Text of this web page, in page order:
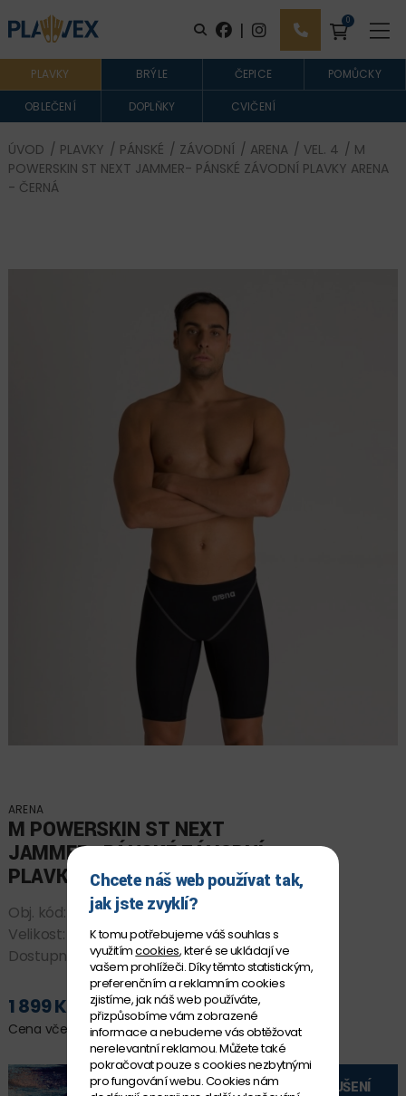
| 0
PLAVKY BRÝLE ČEPICE POMŮCKY
OBLEČENÍ DOPLŇKY CVIČENÍ
ÚVOD / PLAVKY / PÁNSKÉ / ZÁVODNÍ / ARENA / VEL. 4 / M
POWERSKIN ST NEXT JAMMER- PÁNSKÉ ZÁVODNÍ PLAVKY ARENA
- ČERNÁ
ARENA
M POWERSKIN ST NEXT
JAMMER- PÁNSKÉ ZÁVODNÍ
PLAVKY ARENA - ČERNÁ
Obj. kód:
P005875_50 85
Velikost:
Dostupnost:SKLADEM
1 899 Kč
Cena včetně DPH
PŘIDAT DO KOŠÍKU
VYZKOUŠENÍ
Chcete náš web používat tak,
jak jste zvyklí?
K tomu potřebujeme váš souhlas s
využitímcookies, které se ukládají ve
vašem prohlížeči. Díky těmto statistickým,
preferenčním a reklamním cookies
zjistíme, jak náš web používáte,
přizpůsobíme vám zobrazené
informace a nebudeme vás obtěžovat
nerelevantní reklamou. Můžete také
pokračovat pouze s cookies nezbytnými
pro fungování webu. Cookies nám